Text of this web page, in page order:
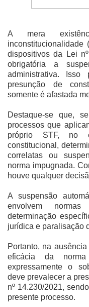
A mera
inconstitucionalidade
dispositivos da Lei
obrigatória a
administrativa.
presunção de
somente é afastada
Destaque-se que,
processos que
próprio STF, no
constitucional,
correlatas ou
norma impugnada.
houve qualquer
A suspensão
envolvem
determinação
jurídica e paralisação
Portanto, na
eficácia da norma
expressamente o
deve prevalecer a
nº 14.230/2021,
presente processo.